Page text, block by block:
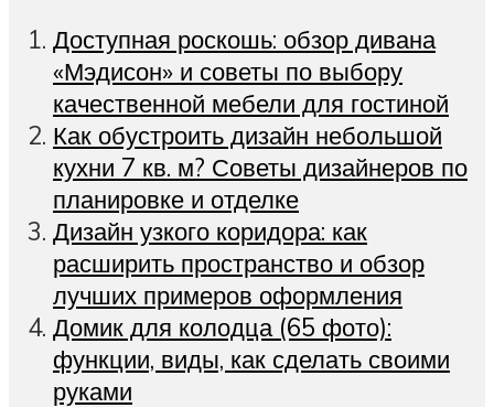
Доступная роскошь: обзор дивана
«Мэдисон» и советы по выбору
качественной мебели для гостиной
Как обустроить дизайн небольшой
кухни 7 кв. м? Советы дизайнеров по
планировке и отделке
Дизайн узкого коридора: как
расширить пространство и обзор
лучших примеров оформления
Домик для колодца (65 фото):
функции, виды, как сделать своими
руками